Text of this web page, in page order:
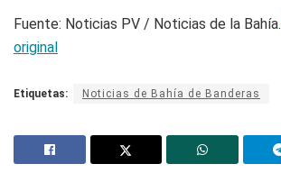
Fuente: Noticias PV / Noticias de la Bahía.
original
Etiquetas: Noticias de Bahía de Banderas